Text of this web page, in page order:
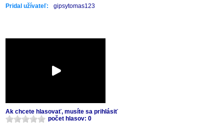
Pridal užívateľ: gipsytomas123
Ak chcete hlasovať, musíte sa prihlásiť
počet hlasov: 0